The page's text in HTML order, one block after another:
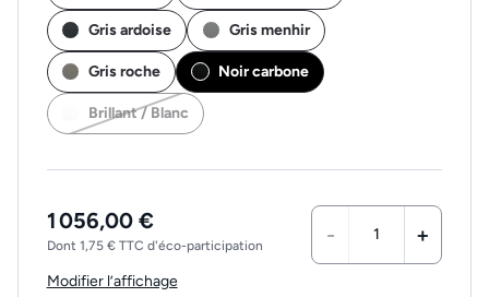
Gris ardoise Gris menhir
Gris roche Noir carbone
Brillant / Blanc
1 056,00 €
Dont 1,75 € TTC d'éco-participation - +
Modifier l’affichage